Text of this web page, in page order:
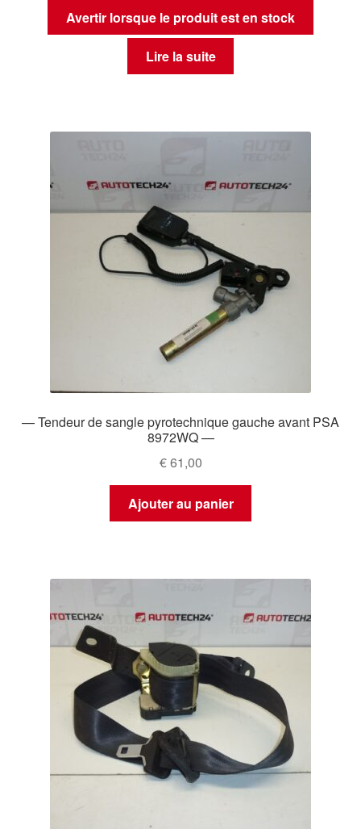
Avertir lorsque le produit est en stock
Lire la suite
— Tendeur de sangle pyrotechnique gauche avant PSA
8972WQ —
€61,00
Ajouter au panier